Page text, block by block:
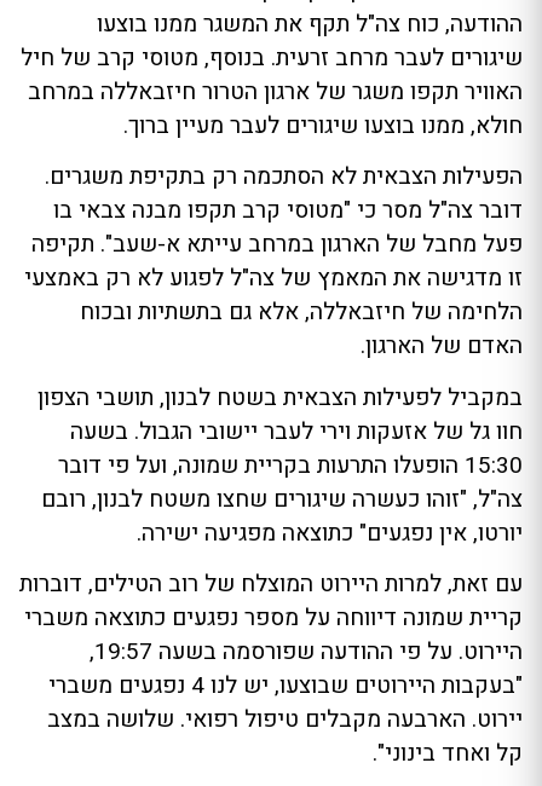
ההודעה, כוח צה"ל תקף את המשגר ממנו בוצעו
שיגורים לעבר מרחב זרעית. בנוסף, מטוסי קרב של חיל
האוויר תקפו משגר של ארגון הטרור חיזבאללה במרחב
חולא, ממנו בוצעו שיגורים לעבר מעיין ברוך.
הפעילות הצבאית לא הסתכמה רק בתקיפת משגרים.
דובר צה"ל מסר כי "מטוסי קרב תקפו מבנה צבאי בו
פעל מחבל של הארגון במרחב עייתא א-שעב". תקיפה
זו מדגישה את המאמץ של צה"ל לפגוע לא רק באמצעי
הלחימה של חיזבאללה, אלא גם בתשתיות ובכוח
האדם של הארגון.
במקביל לפעילות הצבאית בשטח לבנון, תושבי הצפון
חוו גל של אזעקות וירי לעבר יישובי הגבול. בשעה
15:30 הופעלו התרעות בקריית שמונה, ועל פי דובר
צה"ל, "זוהו כעשרה שיגורים שחצו משטח לבנון, רובם
יורטו, אין נפגעים" כתוצאה מפגיעה ישירה.
עם זאת, למרות היירוט המוצלח של רוב הטילים, דוברות
קריית שמונה דיווחה על מספר נפגעים כתוצאה משברי
היירוט. על פי ההודעה שפורסמה בשעה 19:57,
"בעקבות היירוטים שבוצעו, יש לנו 4 נפגעים משברי
יירוט. הארבעה מקבלים טיפול רפואי. שלושה במצב
קל ואחד בינוני".